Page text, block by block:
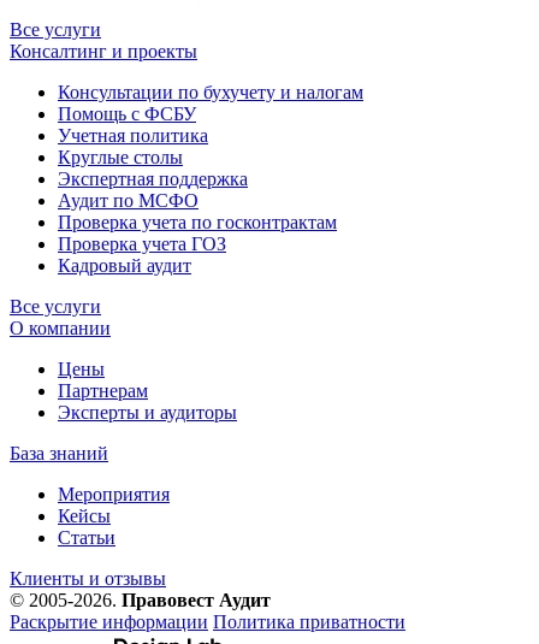
Все услуги
Консалтинг и проекты
Консультации по бухучету и налогам
Помощь с ФСБУ
Учетная политика
Круглые столы
Экспертная поддержка
Аудит по МСФО
Проверка учета по госконтрактам
Проверка учета ГОЗ
Кадровый аудит
Все услуги
О компании
Цены
Партнерам
Эксперты и аудиторы
База знаний
Мероприятия
Кейсы
Статьи
Клиенты и отзывы
© 2005-2026. Правовест Аудит
Раскрытие информации Политика приватности